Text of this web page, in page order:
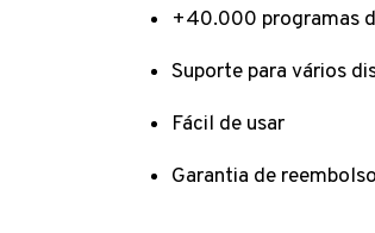
+40.000 programas
Suporte para vários
Fácil de usar
Garantia de